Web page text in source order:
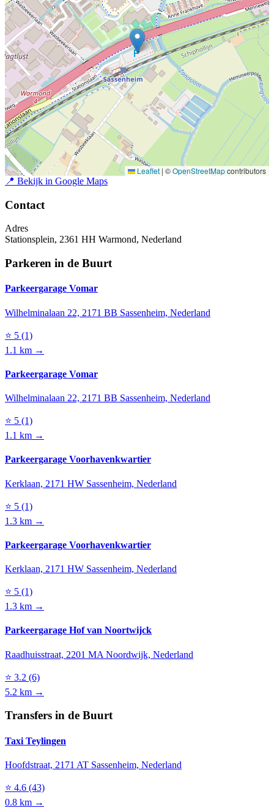
Leaflet | ©OpenStreetMapcontributors
📍 Bekijk in Google Maps
Contact
Adres
Stationsplein, 2361 HH Warmond, Nederland
Parkeren in de Buurt
Parkeergarage Vomar
Wilhelminalaan 22, 2171 BB Sassenheim, Nederland
⭐ 5 (1)
1.1 km →
Parkeergarage Vomar
Wilhelminalaan 22, 2171 BB Sassenheim, Nederland
⭐ 5 (1)
1.1 km →
Parkeergarage Voorhavenkwartier
Kerklaan, 2171 HW Sassenheim, Nederland
⭐ 5 (1)
1.3 km →
Parkeergarage Voorhavenkwartier
Kerklaan, 2171 HW Sassenheim, Nederland
⭐ 5 (1)
1.3 km →
Parkeergarage Hof van Noortwijck
Raadhuisstraat, 2201 MA Noordwijk, Nederland
⭐ 3.2 (6)
5.2 km →
Transfers in de Buurt
Taxi Teylingen
Hoofdstraat, 2171 AT Sassenheim, Nederland
⭐ 4.6 (43)
0.8 km →